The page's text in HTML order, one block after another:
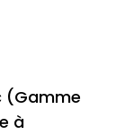
(Gamme
à